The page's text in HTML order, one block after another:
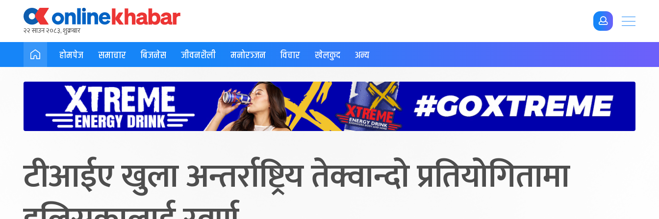
२२ साउन २०८३, शुक्रबार
होमपेज समाचार बिजनेस जीवनशैली मनोरञ्जन विचार खेलकुद अन्य
टीआईए खुला अन्तर्राष्ट्रिय तेक्वान्दो प्रतियोगितामा